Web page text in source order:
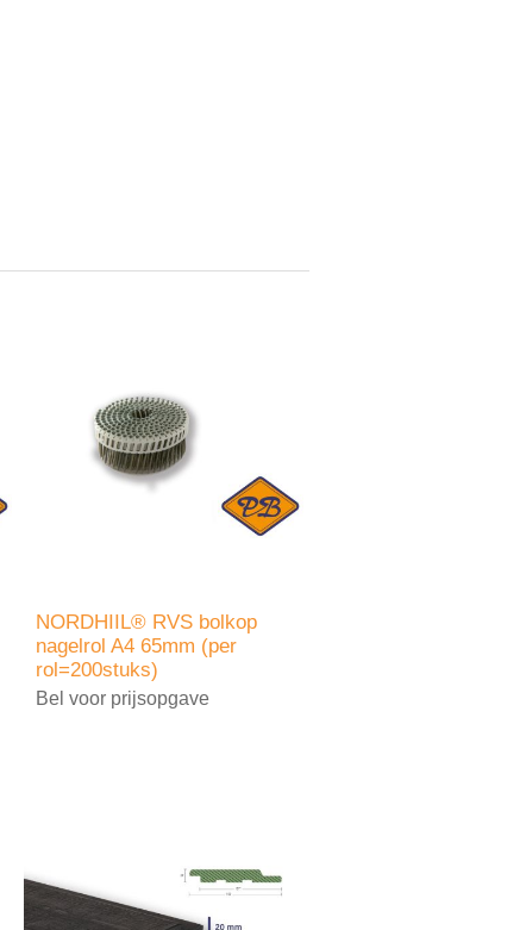
NORDHIIL® RVS bolkop
nagelrol A4 65mm (per
rol=200stuks)
Bel voor prijsopgave